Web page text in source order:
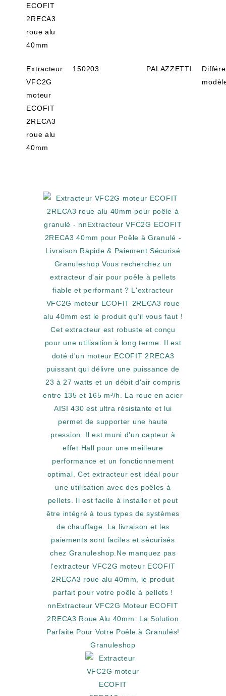
ECOFIT
2RECA3
roue alu
40mm
Extracteur
VFC2G
moteur
ECOFIT
2RECA3
roue alu
40mm
150203 PALAZZETTI